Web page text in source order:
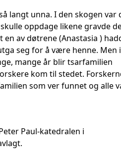
langt unna. I den skogen var
oppdage likene gravde
en av døtrene (Anastasia )
seg for å være henne. Men i
mange år blir tsarfamilien
kom til stedet.
som ver funnet og alle
Paul-katedralen i